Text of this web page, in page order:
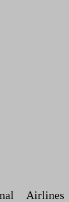
Airlines